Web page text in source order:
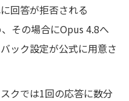
に回答が拒否される
その場合にOpus 4.8へ
ック設定が公式に用意さ
クでは1回の応答に数分